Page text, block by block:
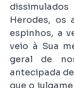
Herodes, os
espinhos, a
veio à Sua
geral de
antecipada
que o